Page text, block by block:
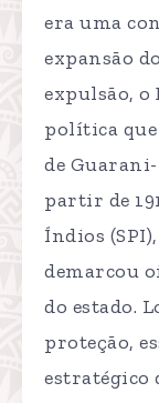
era uma
expansão
expulsão,
política que
de
partir de
Índios
demarcou
do estado.
proteção,
estratégico